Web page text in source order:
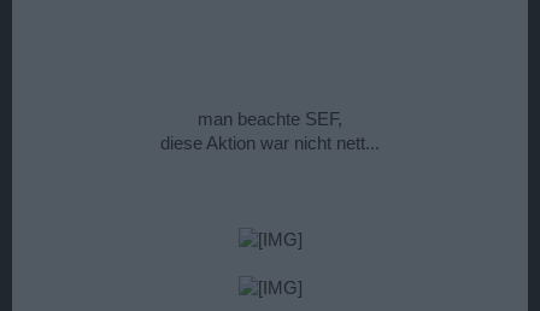
man beachte SEF,
diese Aktion war nicht nett...